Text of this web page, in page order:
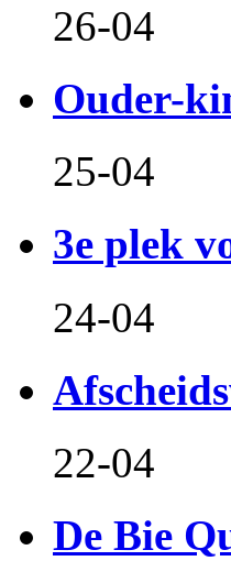
26-04
Ouder-
25-04
3e plek
24-04
22-04
De Bie